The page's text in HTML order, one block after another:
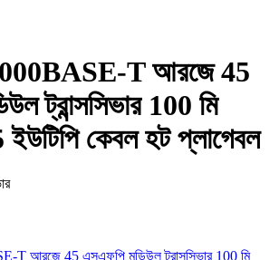
T আরজে 45
ট্রান্সসিভার 100 মি
ইউটিপি কেবল হট প্লাগেবল